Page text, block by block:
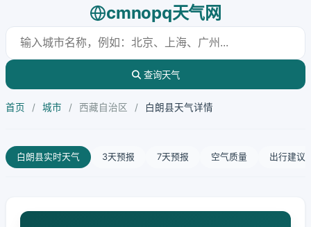
cmnopq天气网
查询天气
首页 / 城市 / 西藏自治区 / 白朗县天气详情
白朗县实时天气 3天预报 7天预报 空气质量 出行建议